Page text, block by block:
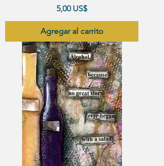
Precio
5,00 US$
Agregar al carrito